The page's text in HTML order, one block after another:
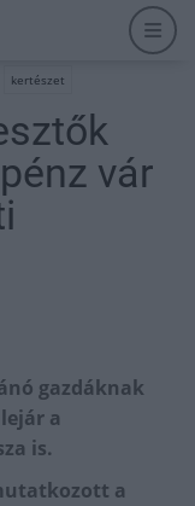
kertészet
vár
gazdáknak
a
is.
a